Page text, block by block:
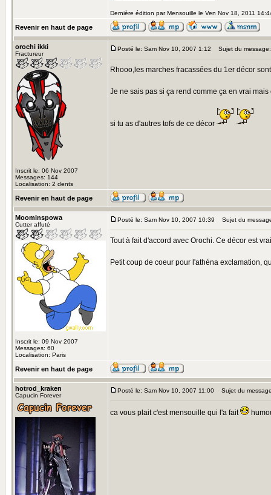
Dernière édition par Mensouille le Ven Nov 18, 2011
Revenir en haut de page
orochi ikki
Fractureur
Inscrit le: 06 Nov 2007
Messages: 144
Localisation: 2 dents
Posté le: Sam Nov 10, 2007 1:12 Sujet du message:
Rhooo,les marches fracassées du 1er décor
Je ne sais pas si ça rend comme ça en vrai
si tu as d'autres tofs de ce décor
Revenir en haut de page
Moominspowa
Cutter affuté
Inscrit le: 09 Nov 2007
Messages: 60
Localisation: Paris
Posté le: Sam Nov 10, 2007 10:39 Sujet du
Tout à fait d'accord avec Orochi. Ce décor est
Petit coup de coeur pour l'athéna exclamation,
Revenir en haut de page
hotrod_kraken
Capucin Forever
Posté le: Sam Nov 10, 2007 11:00 Sujet du
ca vous plait c'est mensouille qui l'a fait